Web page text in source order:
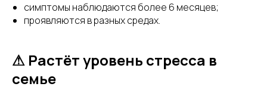
симптомы наблюдаются более 6 месяцев;
проявляются в разных средах.
⚠ Растёт уровень стресса в
семье